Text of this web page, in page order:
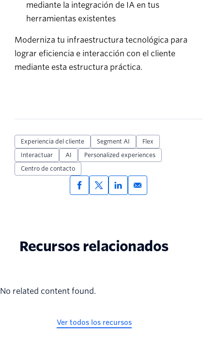
mediante la integración de IA en tus
herramientas existentes
Moderniza tu infraestructura tecnológica para
lograr eficiencia e interacción con el cliente
mediante esta estructura práctica.
Experiencia del cliente Segment AI
Flex
Interactuar
AI
Personalized experiences
Centro de contacto
Recursos relacionados
No related content found.
Ver todos los recursos